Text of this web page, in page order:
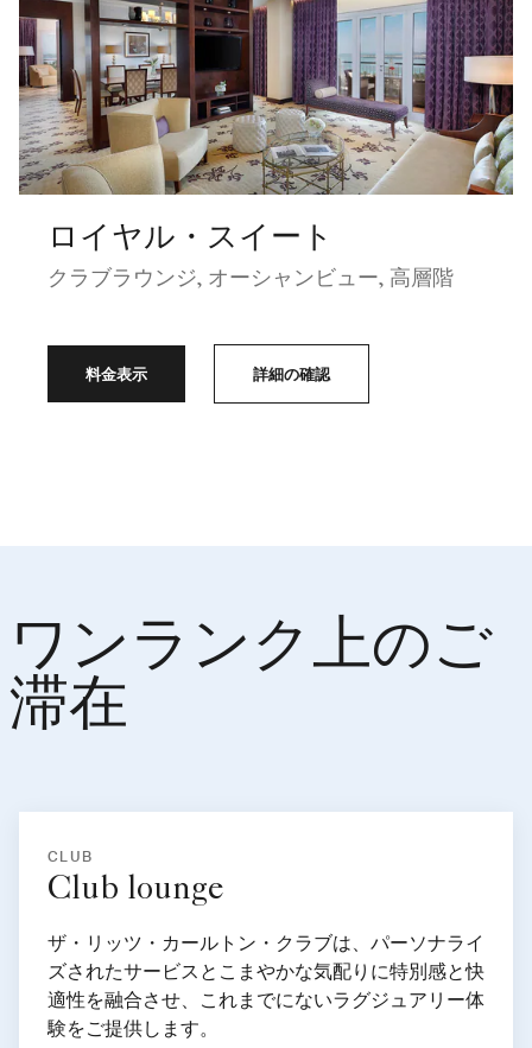
ロイヤル・スイート
クラブラウンジ, オーシャンビュー, 高層階
料金表示 詳細の確認
ワンランク上のご
滞在
CLUB
Club lounge
ザ・リッツ・カールトン・クラブは、パーソナライ
ズされたサービスとこまやかな気配りに特別感と快
適性を融合させ、これまでにないラグジュアリー体
験をご提供します。